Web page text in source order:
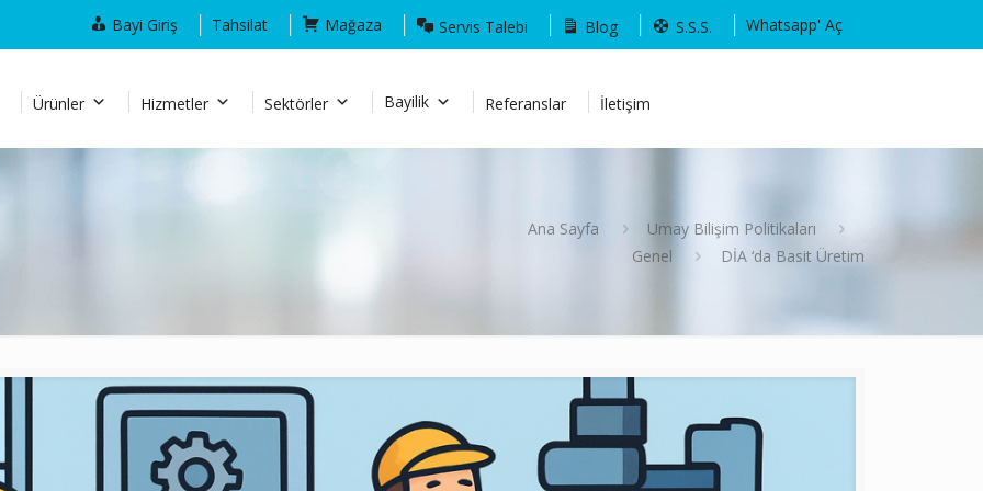
Bayi Giriş Tahsilat Mağaza Servis Talebi Blog S.S.S. Whatsapp' Aç
Ürünler Hizmetler Sektörler Bayilik Referanslar İletişim
Ana Sayfa
Umay Bilişim Politikaları
Genel
DİA ‘da Basit Üretim